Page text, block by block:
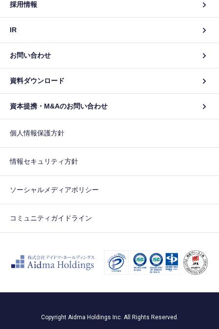
採用情報
IR
お問い合わせ
資料ダウンロード
資本提携・M&Aのお問い合わせ
個人情報保護方針
情報セキュリティ方針
ソーシャルメディアポリシー
コミュニティガイドライン
Copyright Aidma Holdings Inc. All Rights Reserved.